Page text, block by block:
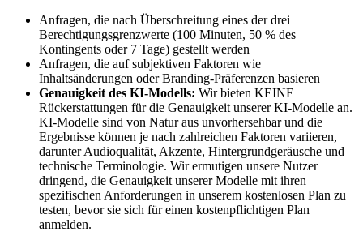
Anfragen, die nach Überschreitung eines der drei
Berechtigungsgrenzwerte (100 Minuten, 50 % des
Kontingents oder 7 Tage) gestellt werden
Anfragen, die auf subjektiven Faktoren wie
Inhaltsänderungen oder Branding-Präferenzen basieren
Genauigkeit des KI-Modells: Wir bieten KEINE
Rückerstattungen für die Genauigkeit unserer KI-Modelle an.
KI-Modelle sind von Natur aus unvorhersehbar und die
Ergebnisse können je nach zahlreichen Faktoren variieren,
darunter Audioqualität, Akzente, Hintergrundgeräusche und
technische Terminologie. Wir ermutigen unsere Nutzer
dringend, die Genauigkeit unserer Modelle mit ihren
spezifischen Anforderungen in unserem kostenlosen Plan zu
testen, bevor sie sich für einen kostenpflichtigen Plan
anmelden.